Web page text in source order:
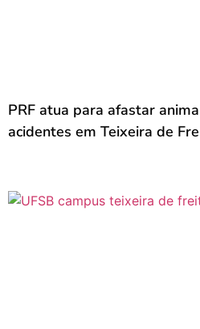
PRF atua para afastar
acidentes em Teixeira de